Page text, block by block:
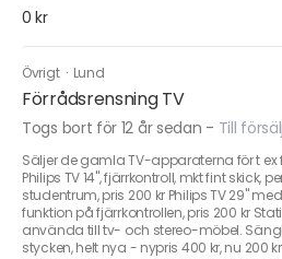
0 kr
Övrigt · Lund
Förrådsrensning TV
Togs bort för 12 år sedan - Till
Säljer de gamla TV-apparaterna för t ex
Philips TV 14", fjärrkontroll, mkt fint skick,
studentrum, pris 200 kr Philips TV 29"
funktion på fjärrkontrollen, pris 200 kr
använda till tv- och stereo-möbel.
stycken, helt nya - nypris 400 kr, nu 200 kr